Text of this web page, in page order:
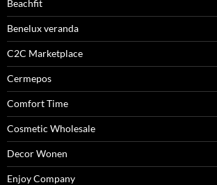
Beachfit
Benelux veranda
C2C Marketplace
Cermepos
Comfort Time
Cosmetic Wholesale
Decor Wonen
Enjoy Company